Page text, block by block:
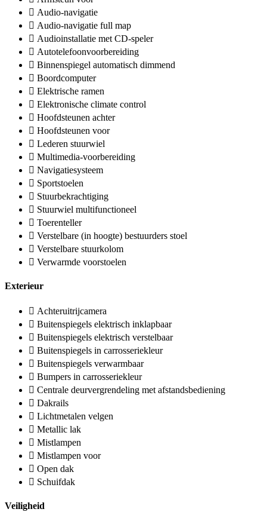
Audio-navigatie
Audio-navigatie full map
Audioinstallatie met CD-speler
Autotelefoonvoorbereiding
Binnenspiegel automatisch dimmend
Boordcomputer
Elektrische ramen
Elektronische climate control
Hoofdsteunen achter
Hoofdsteunen voor
Lederen stuurwiel
Multimedia-voorbereiding
Navigatiesysteem
Sportstoelen
Stuurbekrachtiging
Stuurwiel multifunctioneel
Toerenteller
Verstelbare (in hoogte) bestuurders stoel
Verstelbare stuurkolom
Verwarmde voorstoelen
Exterieur
Achteruitrijcamera
Buitenspiegels elektrisch inklapbaar
Buitenspiegels elektrisch verstelbaar
Buitenspiegels in carrosseriekleur
Buitenspiegels verwarmbaar
Bumpers in carrosseriekleur
Centrale deurvergrendeling met afstandsbediening
Dakrails
Lichtmetalen velgen
Metallic lak
Mistlampen
Mistlampen voor
Open dak
Schuifdak
Veiligheid